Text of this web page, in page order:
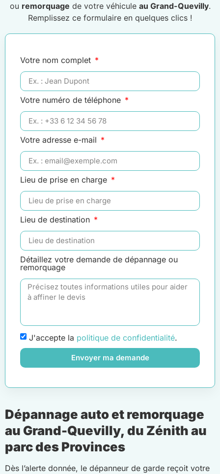
ou remorquage de votre véhicule au Grand-Quevilly.
Remplissez ce formulaire en quelques clics !
Votre nom complet
Votre numéro de téléphone
Votre adresse e-mail
Lieu de prise en charge
Lieu de destination
Détaillez votre demande de dépannage ou
remorquage
J'accepte la politique de confidentialité.
Envoyer ma demande
Dépannage auto et remorquage
au Grand-Quevilly, du Zénith au
parc des Provinces
Dès l’alerte donnée, le dépanneur de garde reçoit votre